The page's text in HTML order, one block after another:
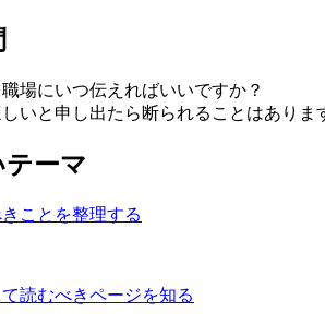
場にいつ伝えればいいですか？
いと申し出たら断られることはありま
ーマ
ことを整理する
読むべきページを知る